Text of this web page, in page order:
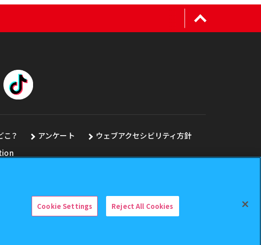
こ？ アンケート
ウェブアクセシビリティ方針
Cookie Settings Reject All Cookies